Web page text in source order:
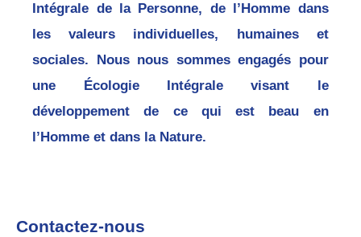
Intégrale de la Personne, de l’Homme dans
les valeurs individuelles, humaines et
sociales. Nous nous sommes engagés pour
une Écologie Intégrale visant le
développement de ce qui est beau en
l’Homme et dans la Nature.
Contactez-nous